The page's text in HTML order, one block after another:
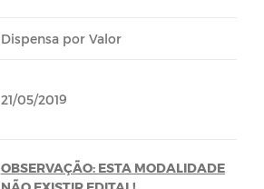
Dispensa por Valor
21/05/2019
OBSERVAÇÃO: ESTA MODALIDADE